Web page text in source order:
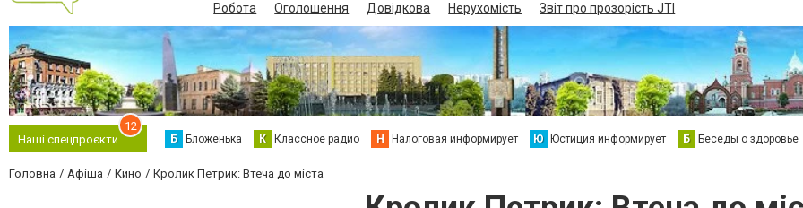
Робота Оголошення Довідкова Нерухомість Звіт про прозорість JTI
Наші спецпроєкти
12
Б Бложенька К Классное радио Н Налоговая информирует Ю Юстиция информирует Б Беседы о здоровье
Головна Афіша Кино Кролик Петрик: Втеча до міста